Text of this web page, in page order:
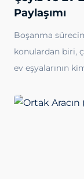
Paylaşımı
Boşanma
konulardan biri,
ev eşyalarının